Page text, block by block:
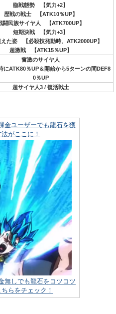
臨戦態勢 【気力+2】
歴戦の戦士 【ATK10％UP】
闘民族サイヤ人 【ATK700UP】
短期決戦 【気力+3】
えた姿 【必殺技発動時、ATK2000UP】
超激戦 【ATK15％UP】
奮激のサイヤ人
にATK80％UP＆開始から5ターンの間DEF8
0％UP
超サイヤ人3 / 復活戦士
金ユーザーでも龍石を獲
がここに！
無しでも龍石をコツコツ
らをチェック！